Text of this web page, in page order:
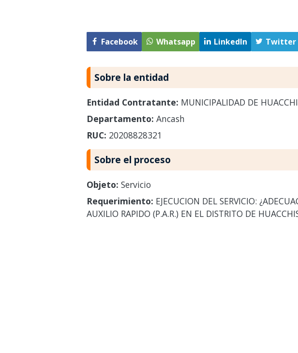
Facebook Whatsapp LinkedIn Twitter
Sobre la entidad
Entidad Contratante: MUNICIPALIDAD DE
Departamento: Ancash
RUC: 20208828321
Sobre el proceso
Objeto: Servicio
Requerimiento: EJECUCION DEL SERVICIO:
AUXILIO RAPIDO (P.A.R.) EN EL DISTRITO DE